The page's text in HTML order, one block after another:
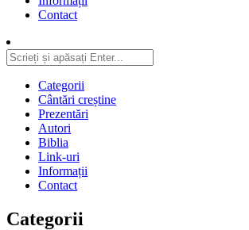
Contact
Categorii
Cântări creștine
Prezentări
Autori
Biblia
Link-uri
Informații
Contact
Categorii